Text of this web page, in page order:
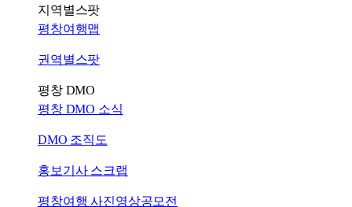
지역별스팟
평창여행맵
권역별스팟
평창 DMO
평창 DMO 소식
DMO 조직도
홍보기사 스크랩
평창여행 사진영상공모전